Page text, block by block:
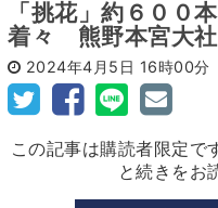
「挑花」約６０
着々 熊野本宮大社
2024年4月5日 16時00分
この記事は購読者限定で
と続きをお